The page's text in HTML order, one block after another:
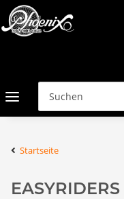
Startseite
EASYRIDERS